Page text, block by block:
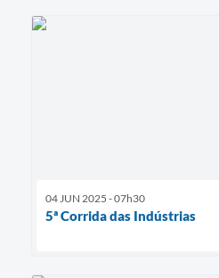
04 JUN 2025 - 07h30
5ª Corrida das Indústrias